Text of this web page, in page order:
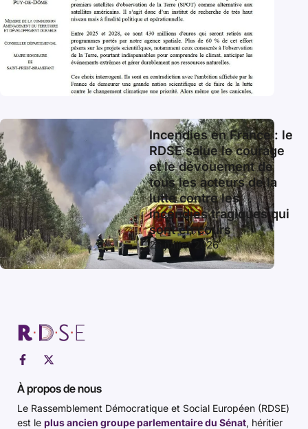
Incendies en France : le
RDSE salue le courage
et le dévouement de
tous les acteurs de la
lutte contre les
incendies tragiques qui
sont en cours
26 juillet 2026
À propos de nous
Le Rassemblement Démocratique et Social Européen (RDSE)
est le plus ancien groupe parlementaire du Sénat, héritier